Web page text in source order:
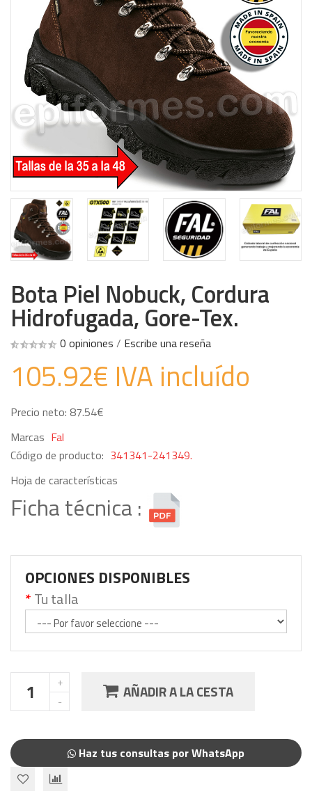
Bota Piel Nobuck, Cordura
Hidrofugada, Gore-Tex.
0 opiniones / Escribe una reseña
105.92€ IVA incluído
Precio neto: 87.54€
Marcas Fal
Código de producto: 341341-241349.
Hoja de características
Ficha técnica :
OPCIONES DISPONIBLES
Tu talla
AÑADIR A LA CESTA
Haz tus consultas por WhatsApp